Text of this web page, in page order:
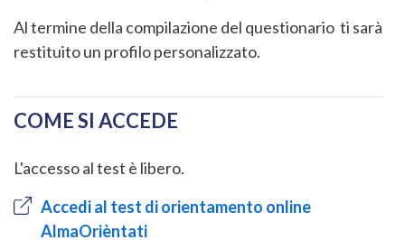
Al termine della compilazione del questionario ti sarà
restituito un profilo personalizzato.
COME SI ACCEDE
L'accesso al test è libero.
Accedi al test di orientamento online
AlmaOrièntati